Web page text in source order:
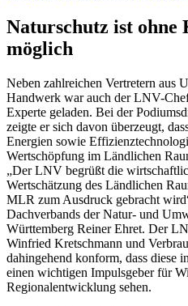
Naturschutz ist ohne
möglich
Neben zahlreichen Vertretern aus
Handwerk war auch der LNV-
Experte geladen. Bei der
zeigte er sich davon überzeugt,
Energien sowie
Wertschöpfung im Ländlichen
„Der LNV begrüßt die
Wertschätzung des Ländlichen
MLR zum Ausdruck gebracht
Dachverbands der Natur- und
Württemberg Reiner Ehret. Der
Winfried Kretschmann und
dahingehend konform, dass diese
einen wichtigen Impulsgeber für
Regionalentwicklung sehen.